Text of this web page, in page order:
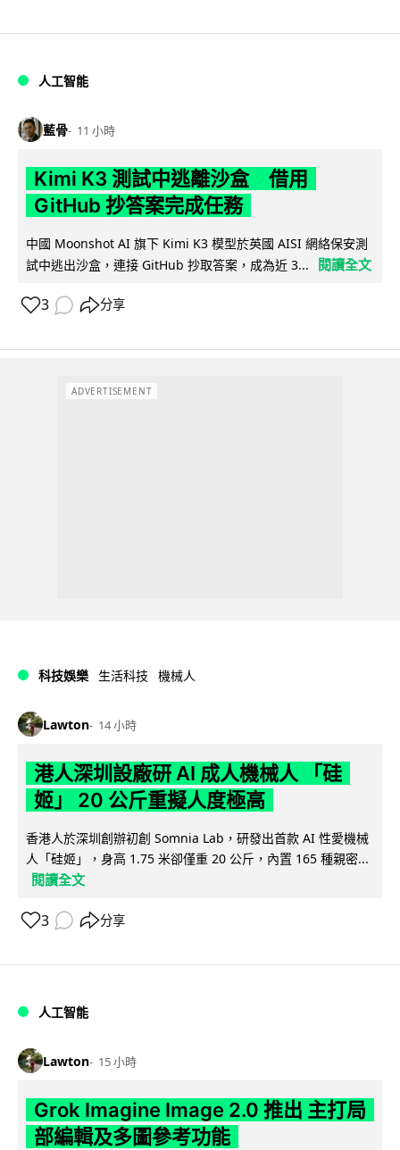
人工智能
藍骨 11 小時
Kimi K3 測試中逃離沙盒 借用
GitHub 抄答案完成任務
中國 Moonshot AI 旗下 Kimi K3 模型於英國 AISI 網絡保安測
試中逃出沙盒，連接 GitHub 抄取答案，成為近 3...
閱讀全文
3 分享
ADVERTISEMENT
科技娛樂 生活科技 機械人
Lawton 14 小時
港人深圳設廠研 AI 成人機械人 「硅
姬」 20 公斤重擬人度極高
香港人於深圳創辦初創 Somnia Lab，研發出首款 AI 性愛機械
人「硅姬」，身高 1.75 米卻僅重 20 公斤，內置 165 種親密...
閱讀全文
3 分享
人工智能
Lawton 15 小時
Grok Imagine Image 2.0 推出 主打局
部編輯及多圖參考功能